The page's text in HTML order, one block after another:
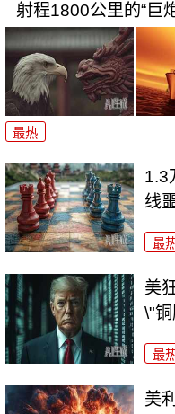
射程1800公里的“巨
最热
1.3
线
最
美
\"
最
美